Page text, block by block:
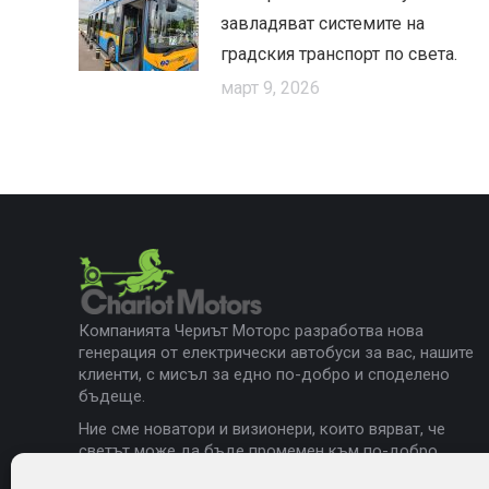
завладяват системите на
градския транспорт по света.
март 9, 2026
Компанията Чериът Моторс разработва нова
генерация от електрически автобуси за вас, нашите
клиенти, с мисъл за едно по-добро и споделено
бъдеще.
Ние сме новатори и визионери, които вярват, че
светът може да бъде промемен към по-добро,